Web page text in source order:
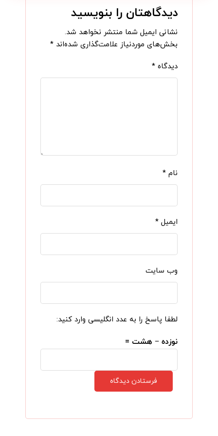
دیدگاهتان را بنویسید
نشانی ایمیل شما منتشر نخواهد شد.
بخش‌های موردنیاز علامت‌گذاری شده‌اند*
دیدگاه*
نام*
ایمیل*
وب‌ سایت
لطفا پاسخ را به عدد انگلیسی وارد کنید:
نوزده − هشت =